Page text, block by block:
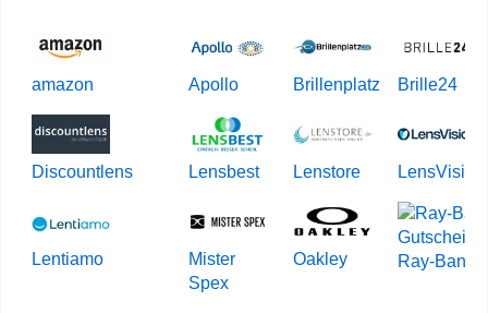
amazon Apollo Brillenplatz Brille24
Discountlens Lensbest Lenstore LensVision
Lentiamo
Mister
Spex
Oakley Ray-Ban